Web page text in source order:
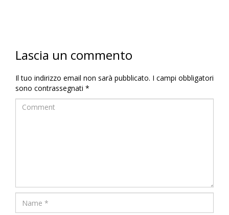
Lascia un commento
Il tuo indirizzo email non sarà pubblicato. I campi obbligatori
sono contrassegnati *